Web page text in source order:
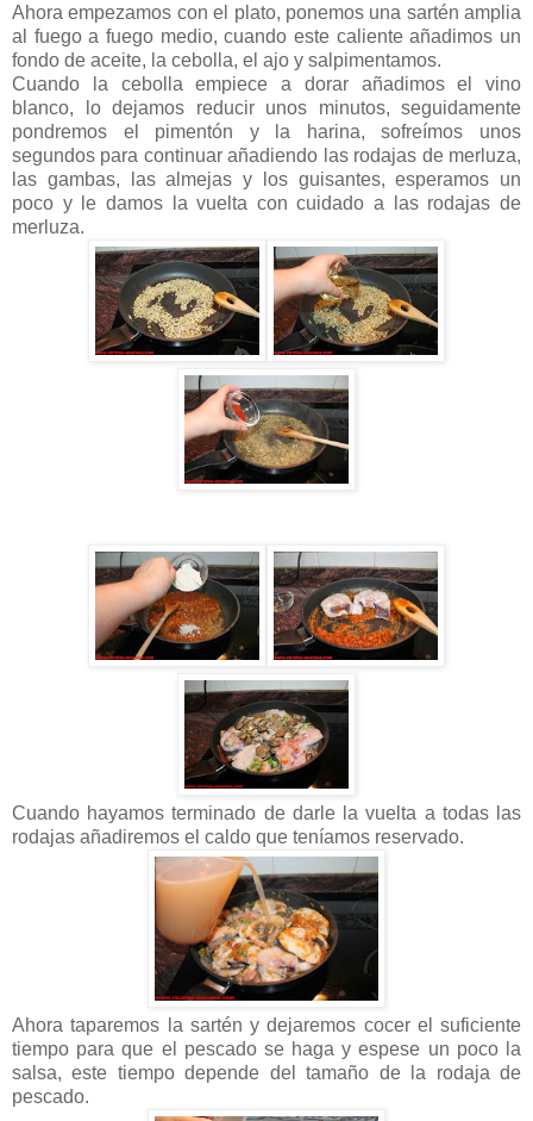
Ahora empezamos con el plato, ponemos una sartén amplia
al fuego a fuego medio, cuando este caliente añadimos un
fondo de aceite, la cebolla, el ajo y salpimentamos.
Cuando la cebolla empiece a dorar añadimos el vino
blanco, lo dejamos reducir unos minutos, seguidamente
pondremos el pimentón y la harina, sofreímos unos
segundos para continuar añadiendo las rodajas de merluza,
las gambas, las almejas y los guisantes, esperamos un
poco y le damos la vuelta con cuidado a las rodajas de
merluza.
Cuando hayamos terminado de darle la vuelta a todas las
rodajas añadiremos el caldo que teníamos reservado.
Ahora taparemos la sartén y dejaremos cocer el suficiente
tiempo para que el pescado se haga y espese un poco la
salsa, este tiempo depende del tamaño de la rodaja de
pescado.